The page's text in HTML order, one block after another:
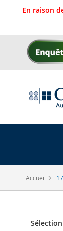
En raison
Allez
Accueil